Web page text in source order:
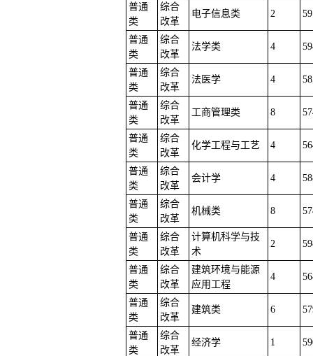
普通
类
综合
改革
电子信息类 2
普通
类
综合
改革
法学类 4
普通
类
综合
改革
法医学 4
普通
类
综合
改革
工商管理类 8
普通
类
综合
改革
化学工程与工艺 4
普通
类
综合
改革
会计学 4
普通
类
综合
改革
机械类 8
普通
类
综合
改革
计算机科学与技
术
2
普通
类
综合
改革
建筑环境与能源
应用工程
4
普通
类
综合
改革
建筑类 6
普通
类
综合
改革
经济学 1